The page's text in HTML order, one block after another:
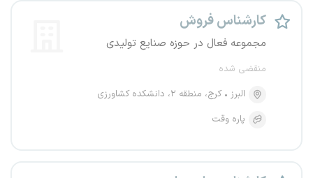
کارشناس فروش
مجموعه فعال در حوزه صنایع تولیدی
منقضی شده
البرز
کرج، منطقه ۲، دانشکده کشاورزی
پاره وقت